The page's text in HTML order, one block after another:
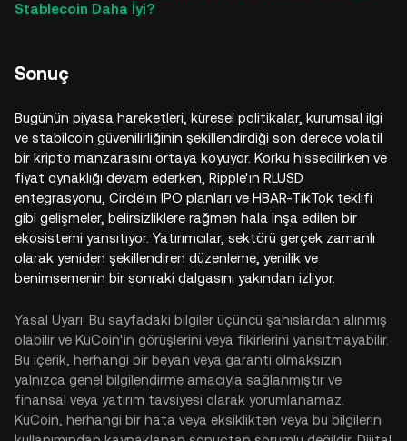
Stablecoin Daha İyi?
Sonuç
Bugünün piyasa hareketleri, küresel politikalar, kurumsal ilgi
ve stabilcoin güvenilirliğinin şekillendirdiği son derece volatil
bir kripto manzarasını ortaya koyuyor. Korku hissedilirken ve
fiyat oynaklığı devam ederken, Ripple'ın RLUSD
entegrasyonu, Circle'ın IPO planları ve HBAR-TikTok teklifi
gibi gelişmeler, belirsizliklere rağmen hala inşa edilen bir
ekosistemi yansıtıyor. Yatırımcılar, sektörü gerçek zamanlı
olarak yeniden şekillendiren düzenleme, yenilik ve
benimsemenin bir sonraki dalgasını yakından izliyor.
Yasal Uyarı: Bu sayfadaki bilgiler üçüncü şahıslardan alınmış
olabilir ve KuCoin'in görüşlerini veya fikirlerini yansıtmayabilir.
Bu içerik, herhangi bir beyan veya garanti olmaksızın
yalnızca genel bilgilendirme amacıyla sağlanmıştır ve
finansal veya yatırım tavsiyesi olarak yorumlanamaz.
KuCoin, herhangi bir hata veya eksiklikten veya bu bilgilerin